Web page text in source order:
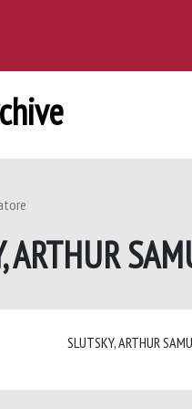
ARTHUR
SLUTSKY, ARTHUR